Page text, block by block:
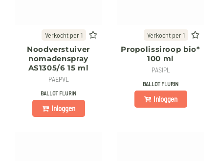
Verkocht per 1
Noodverstuiver
nomadenspray
AS1305/6 15 ml
PAEPVL
BALLOT FLURIN
Inloggen
Verkocht per 1
Propolissiroop bio*
100 ml
PASIPL
BALLOT FLURIN
Inloggen